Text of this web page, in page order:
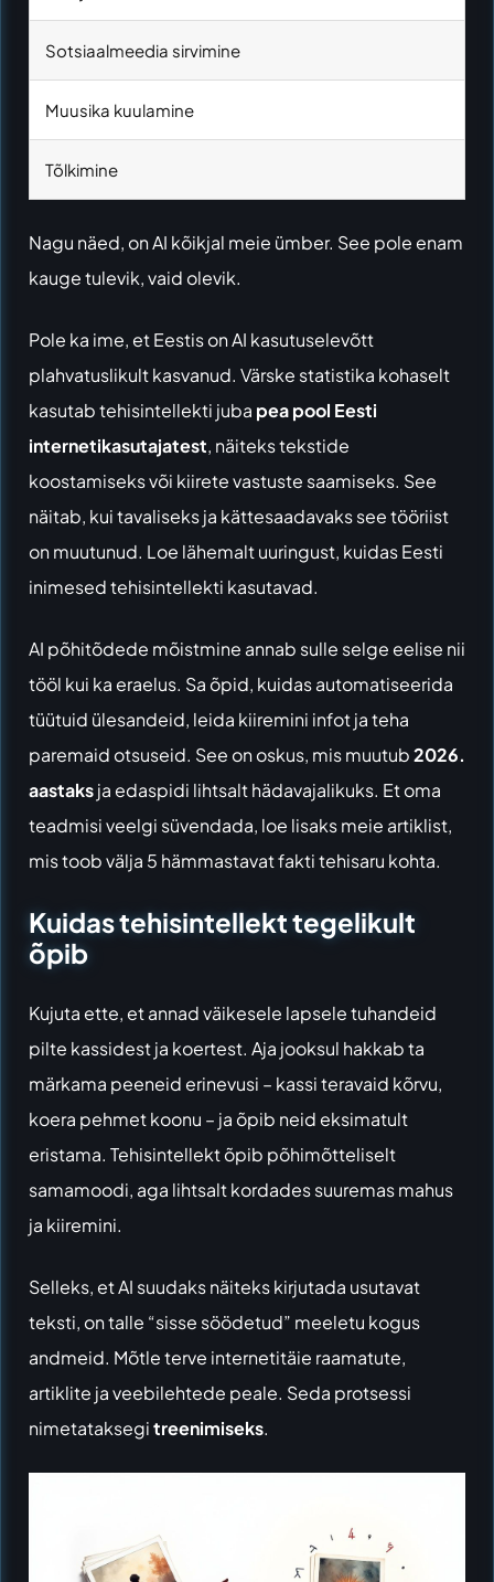
Sotsiaalmeedia sirvimine
Muusika kuulamine
Tõlkimine
Nagu näed, on AI kõikjal meie ümber. See pole enam
kauge tulevik, vaid olevik.
Pole ka ime, et Eestis on AI kasutuselevõtt
plahvatuslikult kasvanud. Värske statistika kohaselt
kasutab tehisintellekti juba pea pool Eesti
internetikasutajatest, näiteks tekstide
koostamiseks või kiirete vastuste saamiseks. See
näitab, kui tavaliseks ja kättesaadavaks see tööriist
on muutunud. Loe lähemalt uuringust, kuidas Eesti
inimesed tehisintellekti kasutavad.
AI põhitõdede mõistmine annab sulle selge eelise nii
tööl kui ka eraelus. Sa õpid, kuidas automatiseerida
tüütuid ülesandeid, leida kiiremini infot ja teha
paremaid otsuseid. See on oskus, mis muutub2026.
aastaksja edaspidi lihtsalt hädavajalikuks. Et oma
teadmisi veelgi süvendada, loe lisaks meie artiklist,
mis toob välja 5 hämmastavat fakti tehisaru kohta.
Kuidas tehisintellekt tegelikult
õpib
Kujuta ette, et annad väikesele lapsele tuhandeid
pilte kassidest ja koertest. Aja jooksul hakkab ta
märkama peeneid erinevusi – kassi teravaid kõrvu,
koera pehmet koonu – ja õpib neid eksimatult
eristama. Tehisintellekt õpib põhimõtteliselt
samamoodi, aga lihtsalt kordades suuremas mahus
ja kiiremini.
Selleks, et AI suudaks näiteks kirjutada usutavat
teksti, on talle “sisse söödetud” meeletu kogus
andmeid. Mõtle terve internetitäie raamatute,
artiklite ja veebilehtede peale. Seda protsessi
nimetataksegitreenimiseks.